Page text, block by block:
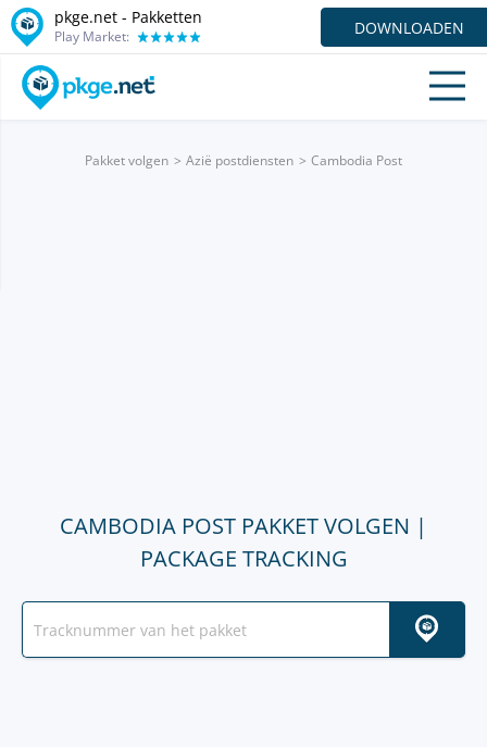
pkge.net - Pakketten
Play Market: DOWNLOADEN
Pakket volgen Azië postdiensten Cambodia Post
CAMBODIA POST PAKKET VOLGEN |
PACKAGE TRACKING